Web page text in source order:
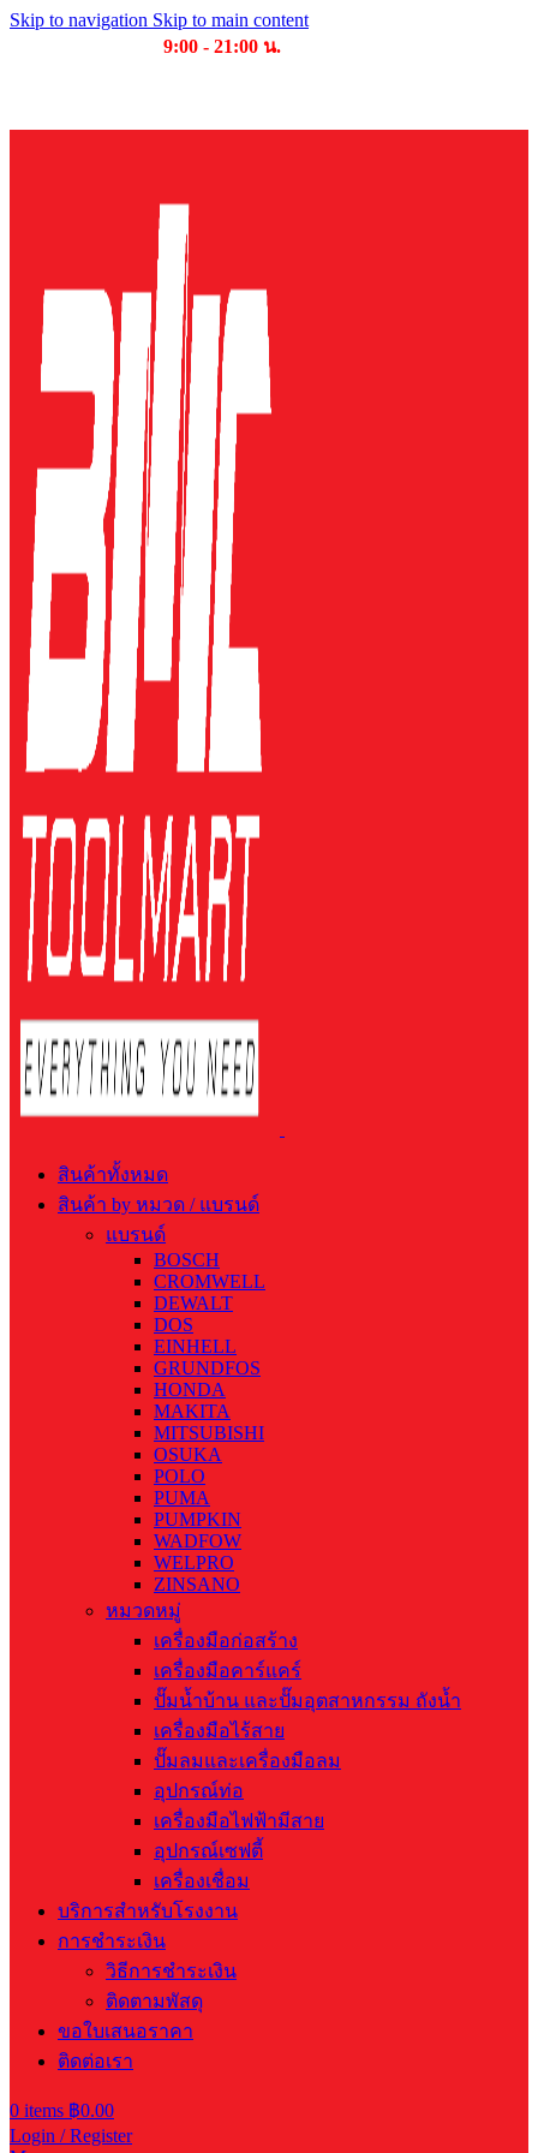
Skip to navigation Skip to main content
9:00 - 21:00 น.
สินค้าทั้งหมด
สินค้า by หมวด / แบรนด์
แบรนด์
BOSCH
CROMWELL
DEWALT
DOS
EINHELL
GRUNDFOS
HONDA
MAKITA
MITSUBISHI
OSUKA
POLO
PUMA
PUMPKIN
WADFOW
WELPRO
ZINSANO
หมวดหมู่
เครื่องมือก่อสร้าง
เครื่องมือคาร์แคร์
ปั๊มน้ำบ้าน และปั๊มอุตสาหกรรม ถังน้ำ
เครื่องมือไร้สาย
ปั๊มลมและเครื่องมือลม
อุปกรณ์ท่อ
เครื่องมือไฟฟ้ามีสาย
อุปกรณ์เซฟตี้
เครื่องเชื่อม
บริการสำหรับโรงงาน
การชำระเงิน
วิธีการชำระเงิน
ติดตามพัสดุ
ขอใบเสนอราคา
ติดต่อเรา
0 items ฿0.00
Login / Register